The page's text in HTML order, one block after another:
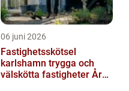
06 juni 2026
Fastighetsskötsel
karlshamn trygga och
välskötta fastigheter Året